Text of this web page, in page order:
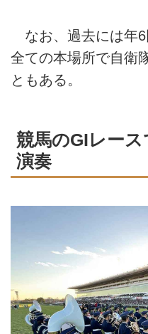
なお、過去には年6
全ての本場所で自衛
ともある。
競馬のGIレー
演奏